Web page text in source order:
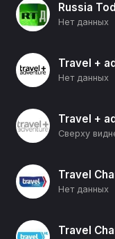
Russia
Нет данных
Travel +
Нет данных
Travel +
Сверху
Travel
Нет данных
Travel